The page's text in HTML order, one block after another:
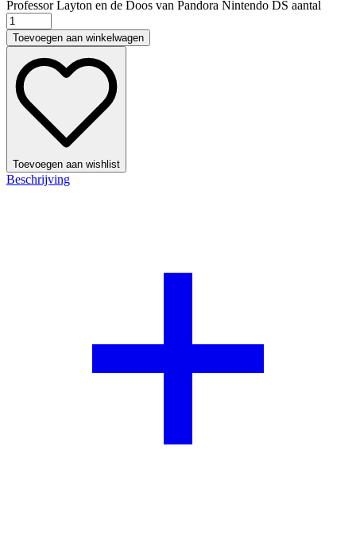
Professor Layton en de Doos van Pandora Nintendo DS aantal
Toevoegen aan winkelwagen
Toevoegen aan wishlist
Beschrijving